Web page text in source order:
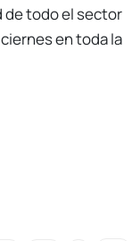
de todo el sector
en toda la